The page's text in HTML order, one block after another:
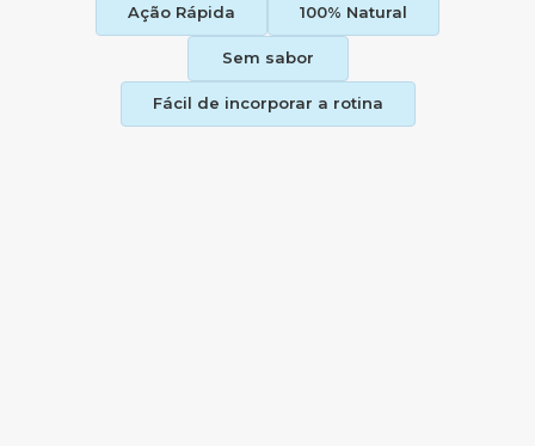
Ação Rápida 100% Natural
Sem sabor
Fácil de incorporar a rotina